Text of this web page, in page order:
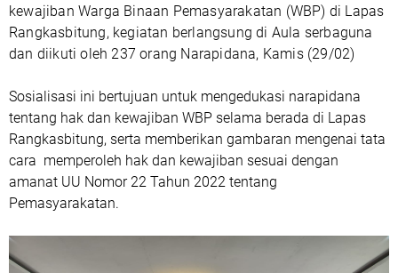
kewajiban Warga Binaan Pemasyarakatan (WBP) di Lapas
Rangkasbitung, kegiatan berlangsung di Aula serbaguna
dan diikuti oleh 237 orang Narapidana, Kamis (29/02)
Sosialisasi ini bertujuan untuk mengedukasi narapidana
tentang hak dan kewajiban WBP selama berada di Lapas
Rangkasbitung, serta memberikan gambaran mengenai tata
cara memperoleh hak dan kewajiban sesuai dengan
amanat UU Nomor 22 Tahun 2022 tentang
Pemasyarakatan.